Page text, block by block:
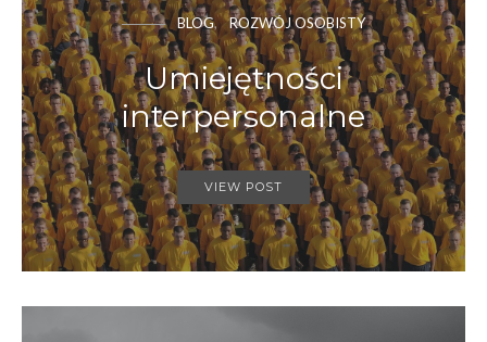
BLOG ROZWÓJ OSOBISTY
Umiejętności
interpersonalne
VIEW POST